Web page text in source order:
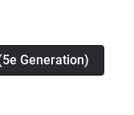
visibilité arrière
plus agile que
Generation)